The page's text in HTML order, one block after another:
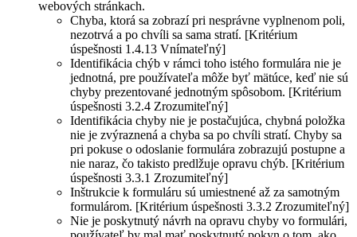
webových stránkach.
Chyba, ktorá sa zobrazí pri nesprávne vyplnenom poli,
nezotrvá a po chvíli sa sama stratí. [Kritérium
úspešnosti 1.4.13 Vnímateľný]
Identifikácia chýb v rámci toho istého formulára nie je
jednotná, pre používateľa môže byť mätúce, keď nie sú
chyby prezentované jednotným spôsobom. [Kritérium
úspešnosti 3.2.4 Zrozumiteľný]
Identifikácia chyby nie je postačujúca, chybná položka
nie je zvýraznená a chyba sa po chvíli stratí. Chyby sa
pri pokuse o odoslanie formulára zobrazujú postupne a
nie naraz, čo takisto predlžuje opravu chýb. [Kritérium
úspešnosti 3.3.1 Zrozumiteľný]
Inštrukcie k formuláru sú umiestnené až za samotným
formulárom. [Kritérium úspešnosti 3.3.2 Zrozumiteľný]
Nie je poskytnutý návrh na opravu chyby vo formulári,